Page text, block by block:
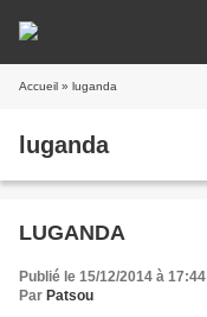
Accueil » luganda
luganda
LUGANDA
Publié le 15/12/2014 à 17:44
Par Patsou